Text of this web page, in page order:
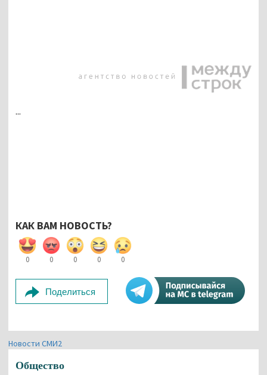
...
КАК ВАМ НОВОСТЬ?
0 0 0 0 0
Поделиться
Новости СМИ2
Общество